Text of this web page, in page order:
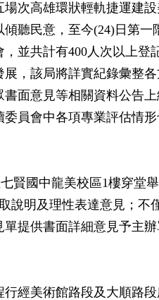
次高雄環狀輕軌捷運建
聽民意，至今(24)日第一
並共計有400人次以上登
，該局將詳實紀錄彙整
面意見等相關資料公告
員會中各項專業評估情
賢國中龍美校區1樓穿堂
說明及理性表達意見；不
提供書面詳細意見予主
經美術館路段及大順路